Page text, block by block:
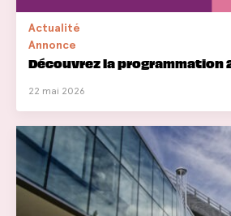
Actualité
Annonce
Découvrez la programmation
22 mai 2026